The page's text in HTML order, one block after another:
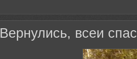
Вернулись, всеи